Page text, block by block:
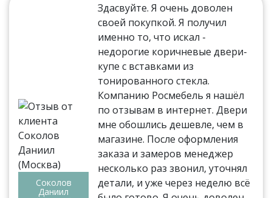
Соколов
Даниил
Здасвуйте. Я очень доволен
своей покупкой. Я получил
именно то, что искал -
недорогие коричневые двери-
купе с вставками из
тонированного стекла.
Компанию Росмебель я нашёл
по отзывам в интернет. Двери
мне обошлись дешевле, чем в
магазине. После оформления
заказа и замеров менеджер
несколько раз звонил, уточнял
детали, и уже через неделю всё